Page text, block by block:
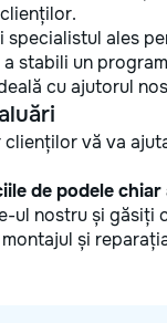
specialistul ales
stabili un
cu ajutorul
vă va
de podele chiar
ul nostru și găsiți
și